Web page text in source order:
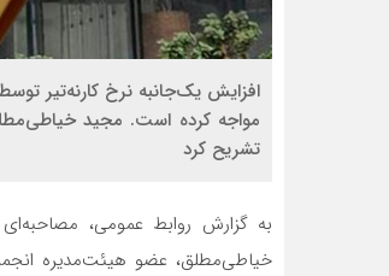
افزایش یک‌جانبه نرخ کارنه‌تیر
مواجه کرده است. مجید
تشریح کرد
به گزارش روابط عمومی،
خیاطی‌مطلق، عضو هیئت‌مدیره